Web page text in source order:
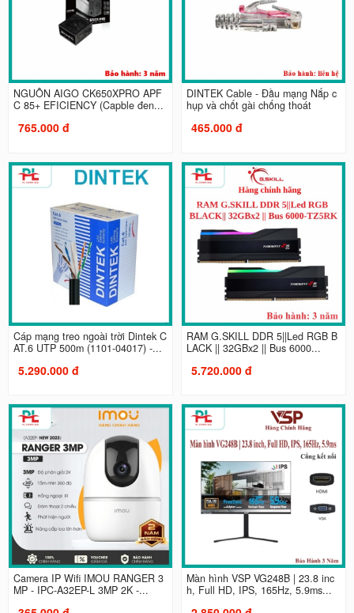
NGUỒN AIGO CK650XPRO APF
C 85+ EFICIENCY (Capble đen...
765.000 đ
DINTEK Cable - Đầu mạng Nắp c
hụp và chốt gài chống thoát
465.000 đ
Cáp mạng treo ngoài trời Dintek C
AT.6 UTP 500m (1101-04017) -...
5.290.000 đ
RAM G.SKILL DDR 5||Led RGB B
LACK || 32GBx2 || Bus 6000...
5.720.000 đ
Camera IP Wifi IMOU RANGER 3
MP - IPC-A32EP-L 3MP 2K -...
Màn hình VSP VG248B | 23.8 inc
h, Full HD, IPS, 165Hz, 5.9ms...